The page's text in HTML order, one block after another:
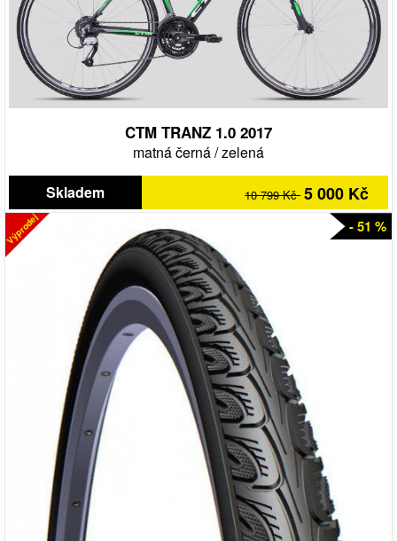
CTM TRANZ 1.0 2017
matná černá/zelená
Skladem
10 799 Kč 5 000 Kč
Výprodej - 51 %